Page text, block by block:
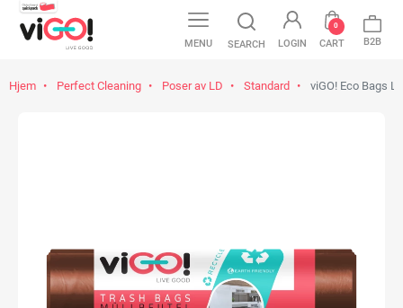
MENU SEARCH LOGIN CART
0
B2B
Hjem Perfect Cleaning Poser av LD Standard viGO! Eco Bags